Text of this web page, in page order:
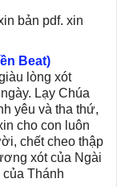
bản pdf. xin
Beat)
lòng xót
Lạy Chúa
yêu và tha thứ,
cho con luôn
chết cheo thập
xót của Ngài
Thánh